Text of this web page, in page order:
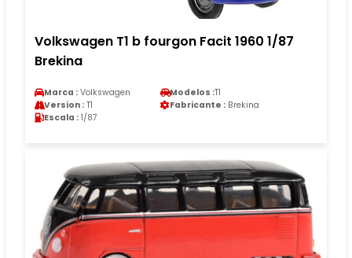
Volkswagen T1 b fourgon Facit 1960 1/87
Brekina
Marca : Volkswagen Modelos :T1
Version : T1 Fabricante : Brekina
Escala : 1/87